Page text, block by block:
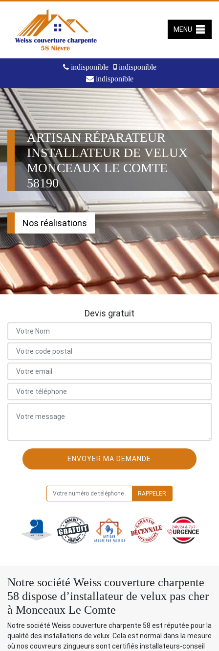
indisponible
indisponible
indisponible
MENU
ARTISAN RÉPARATEUR
INSTALLATEUR DE VELUX
MONCEAUX LE COMTE
58190
Nos réalisations
Devis gratuit
Notre société Weiss couverture charpente
58 dispose d’installateur de velux pas cher
à Monceaux Le Comte
Notre société Weiss couverture charpente 58 est réputée pour la
qualité des installations de velux. Cela est normal dans la mesure
où nos couvreurs zingueurs sont certifiés installateurs-conseil